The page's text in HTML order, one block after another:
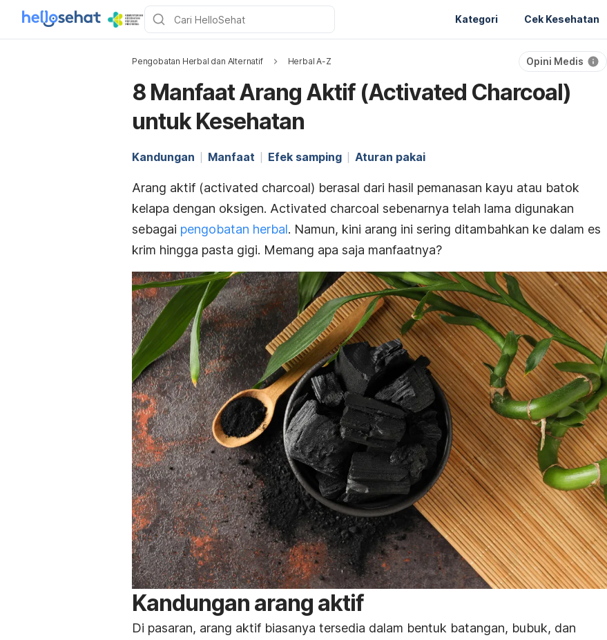
Kategori Cek Kesehatan
Pengobatan Herbal dan Alternatif Herbal A-Z Opini Medis
8 Manfaat Arang Aktif (Activated Charcoal)
untuk Kesehatan
Kandungan Manfaat Efek samping Aturan pakai
Arang aktif (activated charcoal) berasal dari hasil pemanasan kayu atau batok
kelapa dengan oksigen. Activated charcoal sebenarnya telah lama digunakan
sebagai pengobatan herbal. Namun, kini arang ini sering ditambahkan ke dalam es
krim hingga pasta gigi. Memang apa saja manfaatnya?
Kandungan arang aktif
Di pasaran, arang aktif biasanya tersedia dalam bentuk batangan, bubuk, dan